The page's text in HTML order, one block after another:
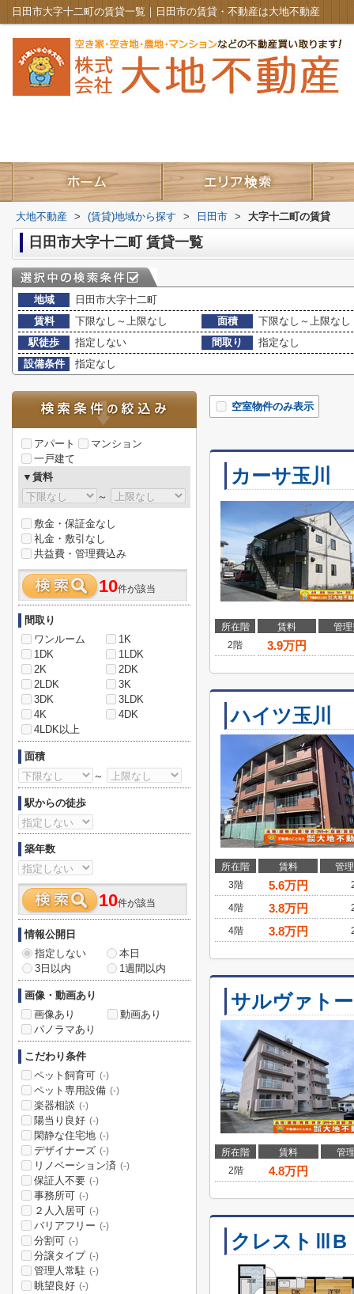
日田市大字十二町の賃貸一覧｜日田市の賃貸・不動産は大地不動産
大地不動産 > (賃貸)地域から探す > 日田市 > 大字十二町の賃貸
日田市大字十二町 賃貸一覧
地域
日田市大字十二町
賃料
下限なし～上限なし 面積
下限なし～上限なし
駅徒歩
指定しない 間取り
指定なし
設備条件
指定なし
空室物件のみ表示
カーサ玉川
所在階 賃料
管
2階
3.9万円
ハイツ玉川
所在階 賃料
管
3階
5.6万円
4階 3.8万円
4階 3.8万円
サルヴァト
所在階 賃料
管
2階
4.8万円
クレストⅢB
アパート
マンション
一戸建て
▼賃料
～
敷金・保証金なし
礼金・敷引なし
共益費・管理費込み
10件が該当
間取り
ワンルーム
1K
1DK
1LDK
2K
2DK
2LDK
3K
3DK
3LDK
4K
4DK
4LDK以上
面積
～
駅からの徒歩
築年数
10件が該当
情報公開日
指定しない
本日
3日以内
1週間以内
画像・動画あり
画像あり
動画あり
パノラマあり
こだわり条件
ペット飼育可 (-)
ペット専用設備 (-)
楽器相談 (-)
陽当り良好 (-)
閑静な住宅地 (-)
デザイナーズ (-)
リノベーション済 (-)
保証人不要 (-)
事務所可 (-)
２人入居可 (-)
バリアフリー (-)
分割可 (-)
分譲タイプ (-)
管理人常駐 (-)
眺望良好 (-)